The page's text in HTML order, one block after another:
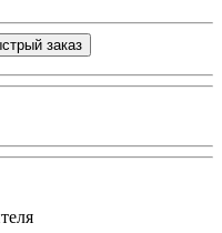
заказ